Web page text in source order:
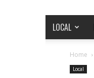
LOCAL
Home
Local